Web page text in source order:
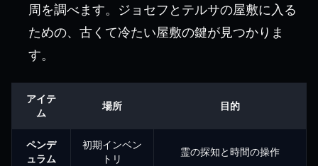
周を調べます。ジョセフとテルサの屋敷に入る
ための、古くて冷たい屋敷の鍵が見つかりま
す。
アイテ
ム
場所 目的
ペンデ
ュラム
初期インベン
トリ
霊の探知と時間の操作